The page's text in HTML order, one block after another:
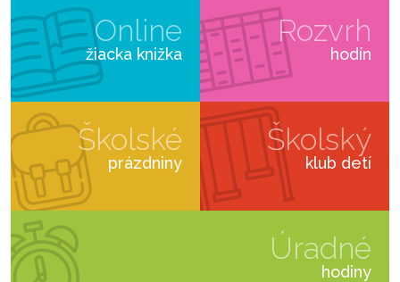
Online
žiacka knižka
Rozvrh
hodín
Školské
prázdniny
Školský
klub detí
Úradné
hodiny